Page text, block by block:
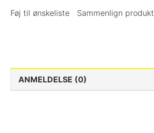
Føj til ønskeliste Sammenlign produkt
ANMELDELSE (0)